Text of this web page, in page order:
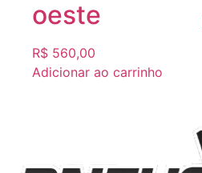
oeste
R$ 560,00
Adicionar ao carrinho